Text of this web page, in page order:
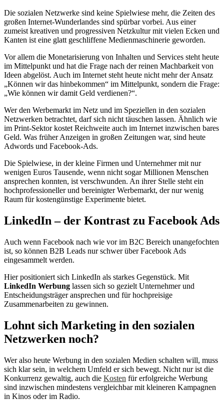
Die sozialen Netzwerke sind keine Spielwiese mehr, die Zeiten des
großen Internet-Wunderlandes sind spürbar vorbei. Aus einer
zumeist kreativen und progressiven Netzkultur mit vielen Ecken und
Kanten ist eine glatt geschliffene Medienmaschinerie geworden.
Vor allem die Monetarisierung von Inhalten und Services steht heute
im Mittelpunkt und hat die Frage nach der reinen Machbarkeit von
Ideen abgelöst. Auch im Internet steht heute nicht mehr der Ansatz
„Können wir das hinbekommen“ im Mittelpunkt, sondern die Frage:
„Wie können wir damit Geld verdienen?“.
Wer den Werbemarkt im Netz und im Speziellen in den sozialen
Netzwerken betrachtet, darf sich nicht täuschen lassen. Ähnlich wie
im Print-Sektor kostet Reichweite auch im Internet inzwischen bares
Geld. Was früher Anzeigen in großen Zeitungen war, sind heute
Adwords und Facebook-Ads.
Die Spielwiese, in der kleine Firmen und Unternehmer mit nur
wenigen Euros Tausende, wenn nicht sogar Millionen Menschen
ansprechen konnten, ist verschwunden. An ihrer Stelle steht ein
hochprofessioneller und bereinigter Werbemarkt, der nur wenig
Raum für kostengünstige Experimente bietet.
LinkedIn – der Kontrast zu Facebook Ads
Auch wenn Facebook nach wie vor im B2C Bereich unangefochten
ist, so können B2B Leads nur schwer über Facebook Ads
eingesammelt werden.
Hier positioniert sich LinkedIn als starkes Gegenstück. Mit
LinkedIn Werbung lassen sich so gezielt Unternehmer und
Entscheidungsträger ansprechen und für hochpreisige
Zusammenarbeiten zu gewinnen.
Lohnt sich Marketing in den sozialen
Netzwerken noch?
Wer also heute Werbung in den sozialen Medien schalten will, muss
sich klar sein, in welchem Umfeld er sich bewegt. Nicht nur ist die
Konkurrenz gewaltig, auch die Kosten für erfolgreiche Werbung
sind inzwischen mindestens vergleichbar mit kleineren Kampagnen
in Kinos oder im Radio.